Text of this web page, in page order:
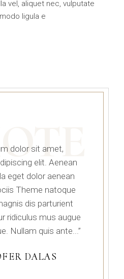
vel, aliquet nec, vulputate
ligula e
dolor sit amet,
elit. Aenean
eget dolor aenean
Theme natoque
dis parturient
ridiculus mus augue
Nullam quis ante...”
DALAS